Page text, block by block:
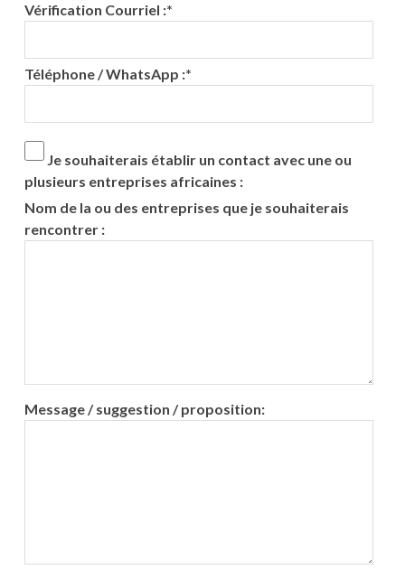
Vérification Courriel :*
Téléphone / WhatsApp :*
Je souhaiterais établir un contact avec une ou
plusieurs entreprises africaines :
Nom de la ou des entreprises que je souhaiterais
rencontrer :
Message / suggestion / proposition: